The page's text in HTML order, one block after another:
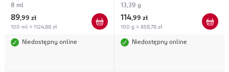
8 ml
89,99 zł
100 ml = 1124,88 zł
Niedostępny online
13,39 g
114,99 zł
100 g = 858,78 zł
Niedostępny online